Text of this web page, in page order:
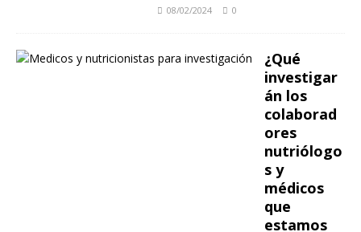
08/02/2024 0
¿Qué
investigar
án los
colaborad
ores
nutriólogo
s y
médicos
que
estamos